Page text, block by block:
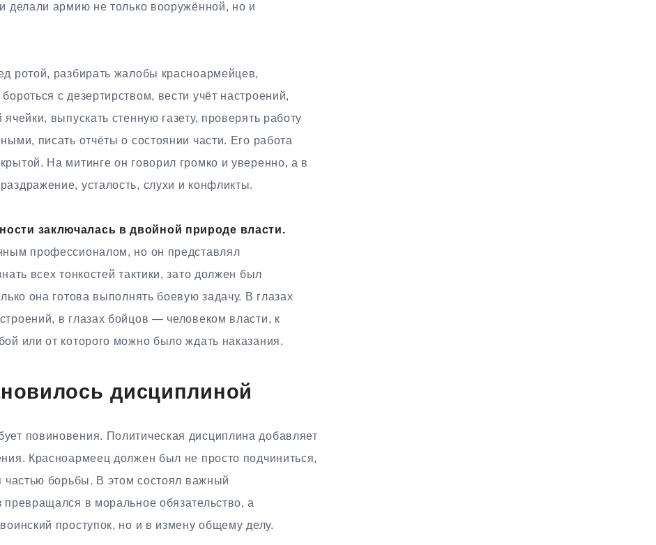
делали армию не только вооружённой, но и
ротой, разбирать жалобы красноармейцев,
с дезертирством, вести учёт настроений,
выпускать стенную газету, проверять работу
писать отчёты о состоянии части. Его работа
На митинге он говорил громко и уверенно, а в
усталость, слухи и конфликты.
заключалась в двойной природе власти.
профессионалом, но он представлял
всех тонкостей тактики, зато должен был
она готова выполнять боевую задачу. В глазах
в глазах бойцов — человеком власти, к
или от которого можно было ждать наказания.
дисциплиной
повиновения. Политическая дисциплина добавляет
Красноармеец должен был не просто подчиниться,
частью борьбы. В этом состоял важный
превращался в моральное обязательство, а
проступок, но и в измену общему делу.